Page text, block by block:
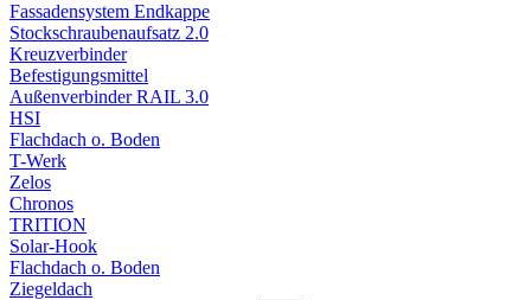
Fassadensystem Endkappe
Stockschrauben­aufsatz 2.0
Kreuzverbinder
Befestigungsmittel
Außenverbinder RAIL 3.0
HSI
Flachdach o. Boden
T-Werk
Zelos
Chronos
TRITION
Solar-Hook
Flachdach o. Boden
Ziegeldach